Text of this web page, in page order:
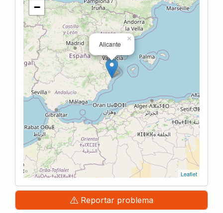
Alicante
×
−
Leaflet
Reportar problema